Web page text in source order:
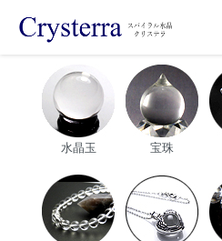
水晶玉 宝珠